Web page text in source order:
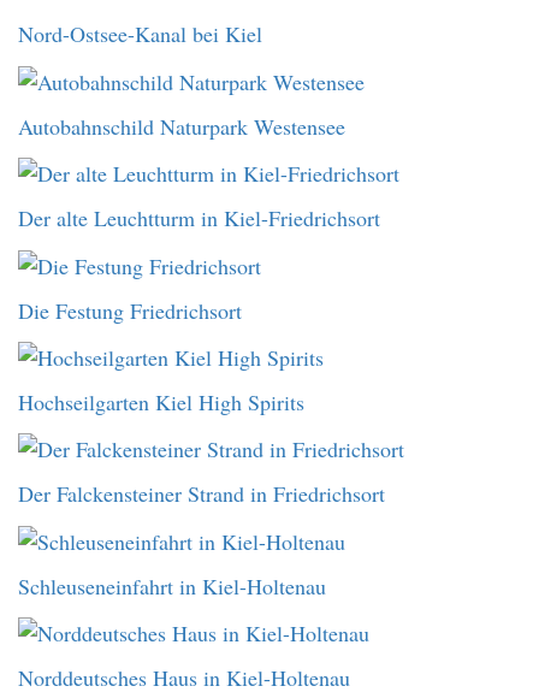
Nord-Ostsee-Kanal bei Kiel
Autobahnschild Naturpark Westensee
Der alte Leuchtturm in Kiel-Friedrichsort
Die Festung Friedrichsort
Hochseilgarten Kiel High Spirits
Der Falckensteiner Strand in Friedrichsort
Schleuseneinfahrt in Kiel-Holtenau
Norddeutsches Haus in Kiel-Holtenau